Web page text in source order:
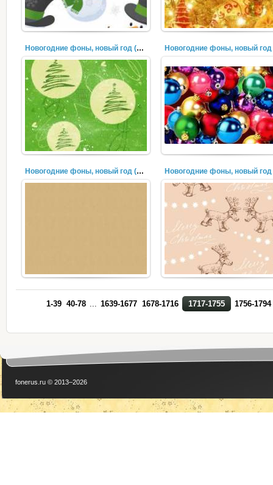
Новогодние фоны, новый год (398)
Новогодние фоны, новый год (395)
1-39 40-78 ... 1639-1677 1678-1716 1717-1755 1756-1794
fonerus.ru © 2013–2026